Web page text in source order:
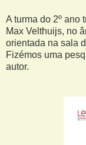
A turma do 2º ano
Max Velthuijs, no
orientada na sala
Fizémos uma
autor.